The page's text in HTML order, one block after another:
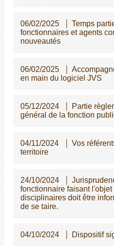
06/02/2025
Temps
fonctionnaires et agents
nouveautés
06/02/2025
en main du logiciel JVS
05/12/2024
Partie
général de la fonction
04/11/2024
Vos
territoire
24/10/2024
fonctionnaire faisant
disciplinaires doit être
de se taire.
04/10/2024 Dispositif